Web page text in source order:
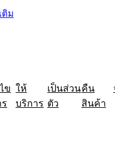
ติม
บริการ ตัว
สินค้า
ข